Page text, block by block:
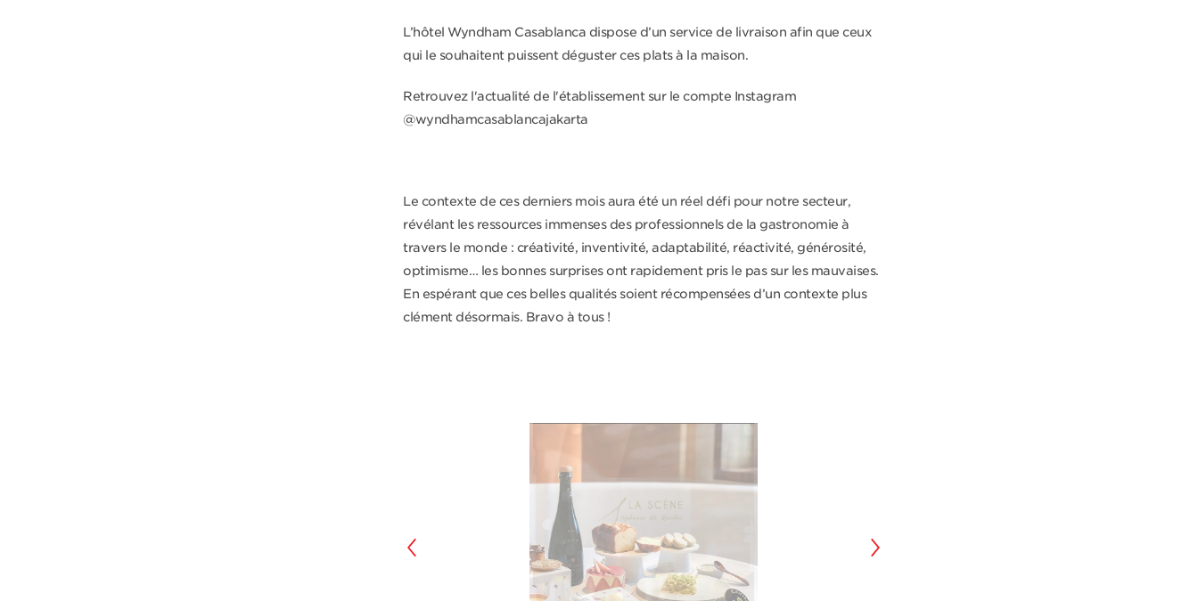
L’hôtel Wyndham Casablanca dispose d’un service de livraison afin que ceux
qui le souhaitent puissent déguster ces plats à la maison.
Retrouvez l'actualité de l'établissement sur le compte Instagram
@wyndhamcasablancajakarta
Le contexte de ces derniers mois aura été un réel défi pour notre secteur,
révélant les ressources immenses des professionnels de la gastronomie à
travers le monde : créativité, inventivité, adaptabilité, réactivité, générosité,
optimisme… les bonnes surprises ont rapidement pris le pas sur les mauvaises.
En espérant que ces belles qualités soient récompensées d’un contexte plus
clément désormais. Bravo à tous !